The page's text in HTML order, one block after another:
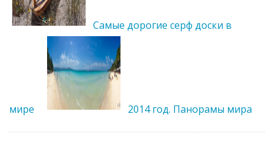
Самые дорогие серф доски в
мире 2014 год. Панорамы мира